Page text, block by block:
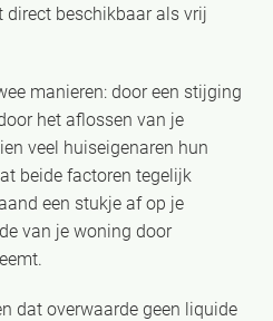
beschikbaar als vrij
manieren: door een stijging
het aflossen van je
veel huiseigenaren hun
beide factoren tegelijk
een stukje af op je
van je woning door
dat overwaarde geen liquide